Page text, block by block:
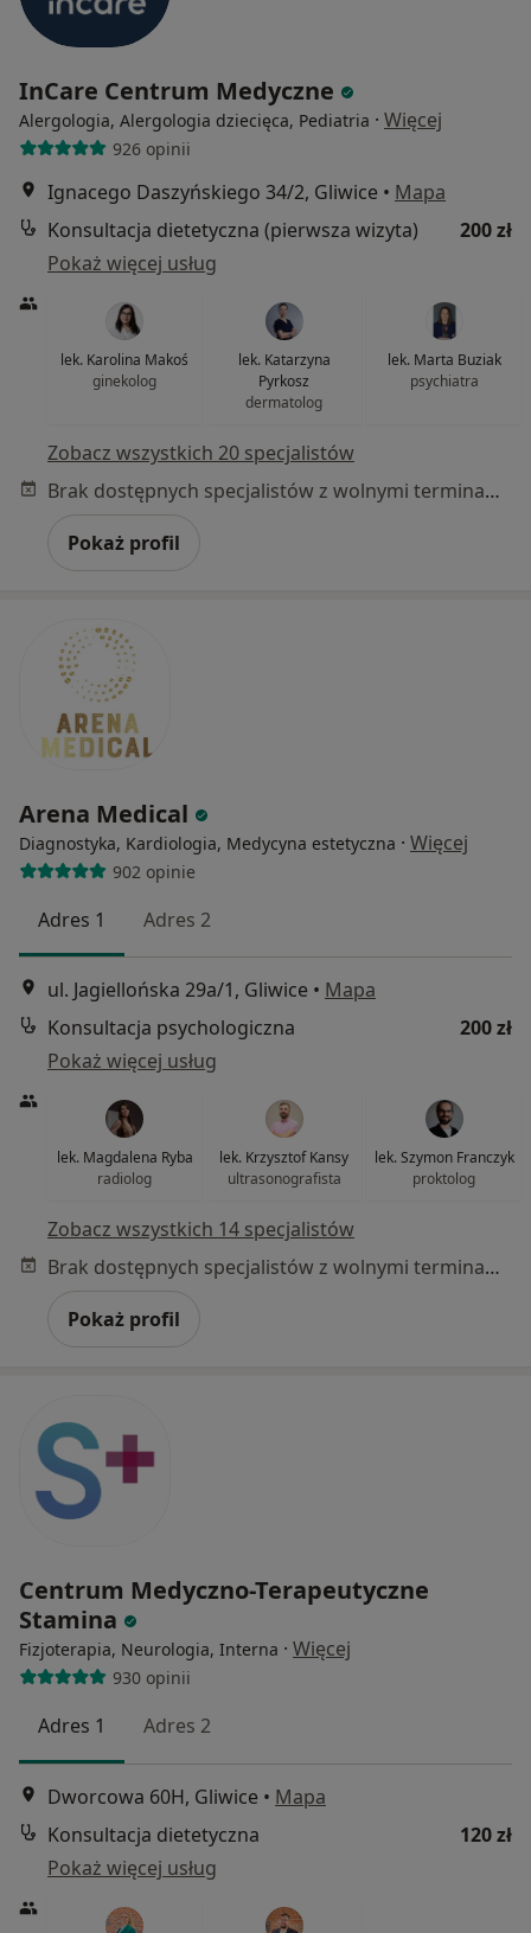
InCare Centrum Medyczne
Alergologia, Alergologia dziecięca, Pediatria · Więcej
926 opinii
Ignacego Daszyńskiego 34/2, Gliwice • Mapa
Konsultacja dietetyczna (pierwsza wizyta)
200 zł
Pokaż więcej usług
lek. Karolina Makoś
ginekolog
lek. Katarzyna
Pyrkosz
dermatolog
lek. Marta Buziak
psychiatra
Zobacz wszystkich 20 specjalistów
Brak dostępnych specjalistów z wolnymi terminami w tym centrum medycznym.
Pokaż profil
Arena Medical
Diagnostyka, Kardiologia, Medycyna estetyczna · Więcej
902 opinie
Adres 1 Adres 2
ul. Jagiellońska 29a/1, Gliwice • Mapa
Konsultacja psychologiczna
200 zł
Pokaż więcej usług
lek. Magdalena Ryba
radiolog
lek. Krzysztof Kansy
ultrasonografista
lek. Szymon Franczyk
proktolog
Zobacz wszystkich 14 specjalistów
Brak dostępnych specjalistów z wolnymi terminami w tym centrum medycznym.
Pokaż profil
Centrum Medyczno-Terapeutyczne
Stamina
Fizjoterapia, Neurologia, Interna · Więcej
930 opinii
Adres 1 Adres 2
Dworcowa 60H, Gliwice • Mapa
Konsultacja dietetyczna
120 zł
Pokaż więcej usług